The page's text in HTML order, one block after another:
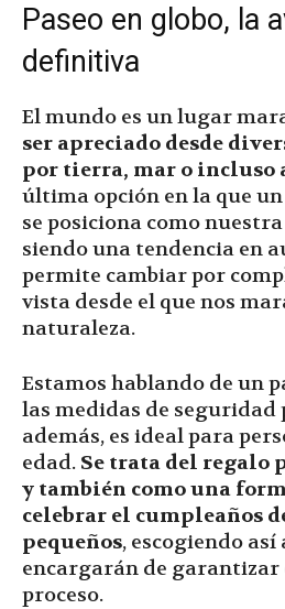
Paseo en globo, la
definitiva
El mundo es un lugar
ser apreciado desde
por tierra, mar o incluso
última opción en la que un
se posiciona como
siendo una tendencia en
permite cambiar por
vista desde el que nos
naturaleza.
Estamos hablando de un
las medidas de seguridad
además, es ideal para
edad. Se trata del regalo
y también como una
celebrar el cumpleaños
pequeños, escogiendo así
encargarán de garantizar
proceso.